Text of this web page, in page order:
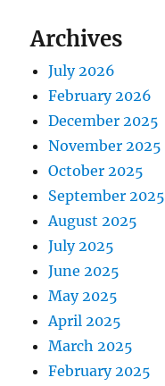
Archives
July 2026
February 2026
December 2025
November 2025
October 2025
September 2025
August 2025
July 2025
June 2025
May 2025
April 2025
March 2025
February 2025